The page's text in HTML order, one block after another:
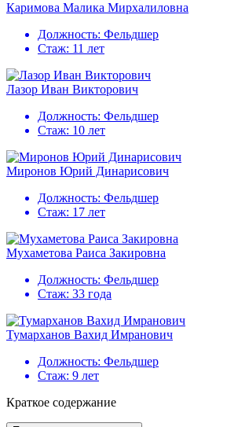
Каримова Малика Мирхалиловна
Должность: Фельдшер
Стаж: 11 лет
Лазор Иван Викторович
Должность: Фельдшер
Стаж: 10 лет
Миронов Юрий Динарисович
Должность: Фельдшер
Стаж: 17 лет
Мухаметова Раиса Закировна
Должность: Фельдшер
Стаж: 33 года
Тумарханов Вахид Имранович
Должность: Фельдшер
Стаж: 9 лет
Краткое содержание